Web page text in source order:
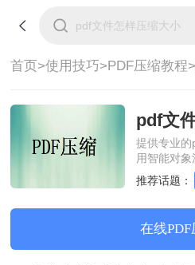
首页>使用技巧>PDF压缩教程>
pdf文
提供专业的
用智能对
真还原且
理，全链路
装，高效
推荐话题：
在线PDF